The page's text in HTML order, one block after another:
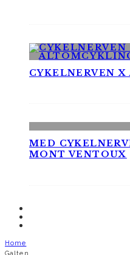
CYKELNERVEN
MED
MONT VENTOUX
Home
Galten